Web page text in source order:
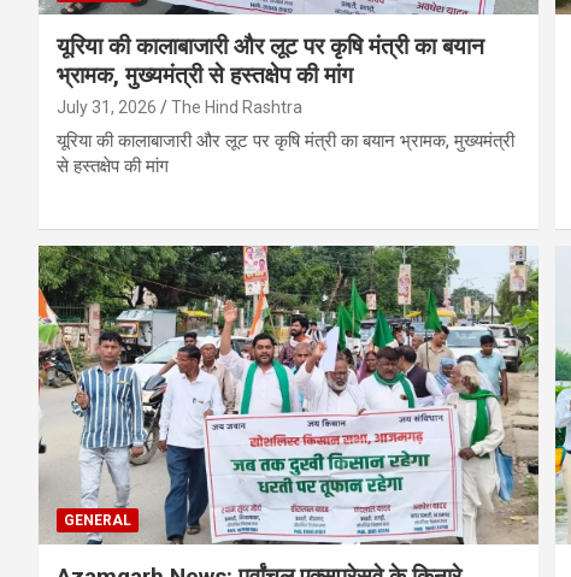
यूरिया की कालाबाजारी और लूट पर कृषि मंत्री का बयान
भ्रामक, मुख्यमंत्री से हस्तक्षेप की मांग
July 31, 2026 The Hind Rashtra
यूरिया की कालाबाजारी और लूट पर कृषि मंत्री का बयान भ्रामक, मुख्यमंत्री
से हस्तक्षेप की मांग
GENERAL